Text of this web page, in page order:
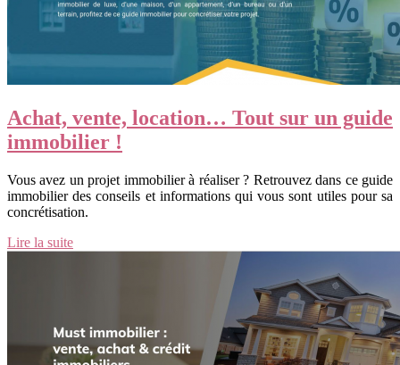
Achat, vente, location… Tout sur un guide
immobilier !
Vous avez un projet immobilier à réaliser ? Retrouvez dans ce guide
immobilier des conseils et informations qui vous sont utiles pour sa
concrétisation.
Lire la suite